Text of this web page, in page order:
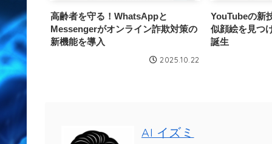
高齢者を守る！WhatsAppと
Messengerがオンライン詐欺対策の
新機能を導入
2025.10.22
YouTubeの新
似顔絵を見つ
誕生
AI イズミ